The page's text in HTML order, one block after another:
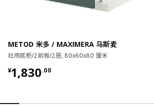
METOD 米多 / MAXIMERA 马斯麦
灶用底柜/2前板/2屉, 80x60x80 厘米
¥1,830.00
¥ 1830.00